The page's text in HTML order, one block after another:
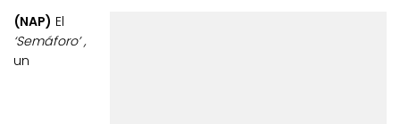
(NAP) El
‘Semáforo’ ,
un